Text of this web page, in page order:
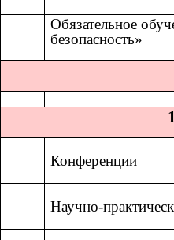
Обязательное
безопасность»
Конференции
Научно-